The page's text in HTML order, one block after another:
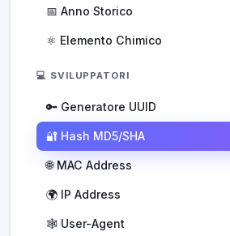
📅 Anno Storico
⚛️ Elemento Chimico
💻 SVILUPPATORI
🔑 Generatore UUID
🔐 Hash MD5/SHA
🌐 MAC Address
🌍 IP Address
🕸️ User-Agent